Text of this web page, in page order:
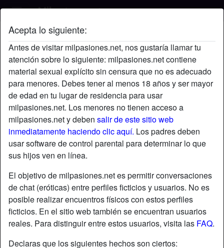
Acepta lo siguiente:
Antes de visitar milpasiones.net, nos gustaría llamar tu
atención sobre lo siguiente: milpasiones.net contiene
material sexual explícito sin censura que no es adecuado
para menores. Debes tener al menos 18 años y ser mayor
de edad en tu lugar de residencia para usar
milpasiones.net. Los menores no tienen acceso a
milpasiones.net y deben salir de este sitio web
inmediatamente haciendo clic aquí. Los padres deben
usar software de control parental para determinar lo que
sus hijos ven en línea.
El objetivo de milpasiones.net es permitir conversaciones
de chat (eróticas) entre perfiles ficticios y usuarios. No es
posible realizar encuentros físicos con estos perfiles
ficticios. En el sitio web también se encuentran usuarios
reales. Para distinguir entre estos usuarios, visita las FAQ.
Declaras que los siguientes hechos son ciertos:
MACARENA's perfil
starAgregar chatChatea ahora